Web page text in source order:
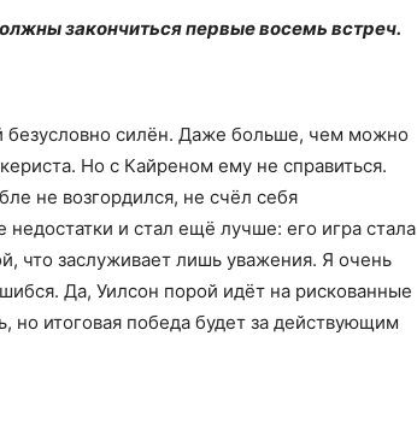
закончиться первые восемь встреч.
безусловно силён. Даже больше, чем можно
Но с Кайреном ему не справиться.
не возгордился, не счёл себя
и стал ещё лучше: его игра стала
что заслуживает лишь уважения. Я очень
Да, Уилсон порой идёт на рискованные
но итоговая победа будет за действующим